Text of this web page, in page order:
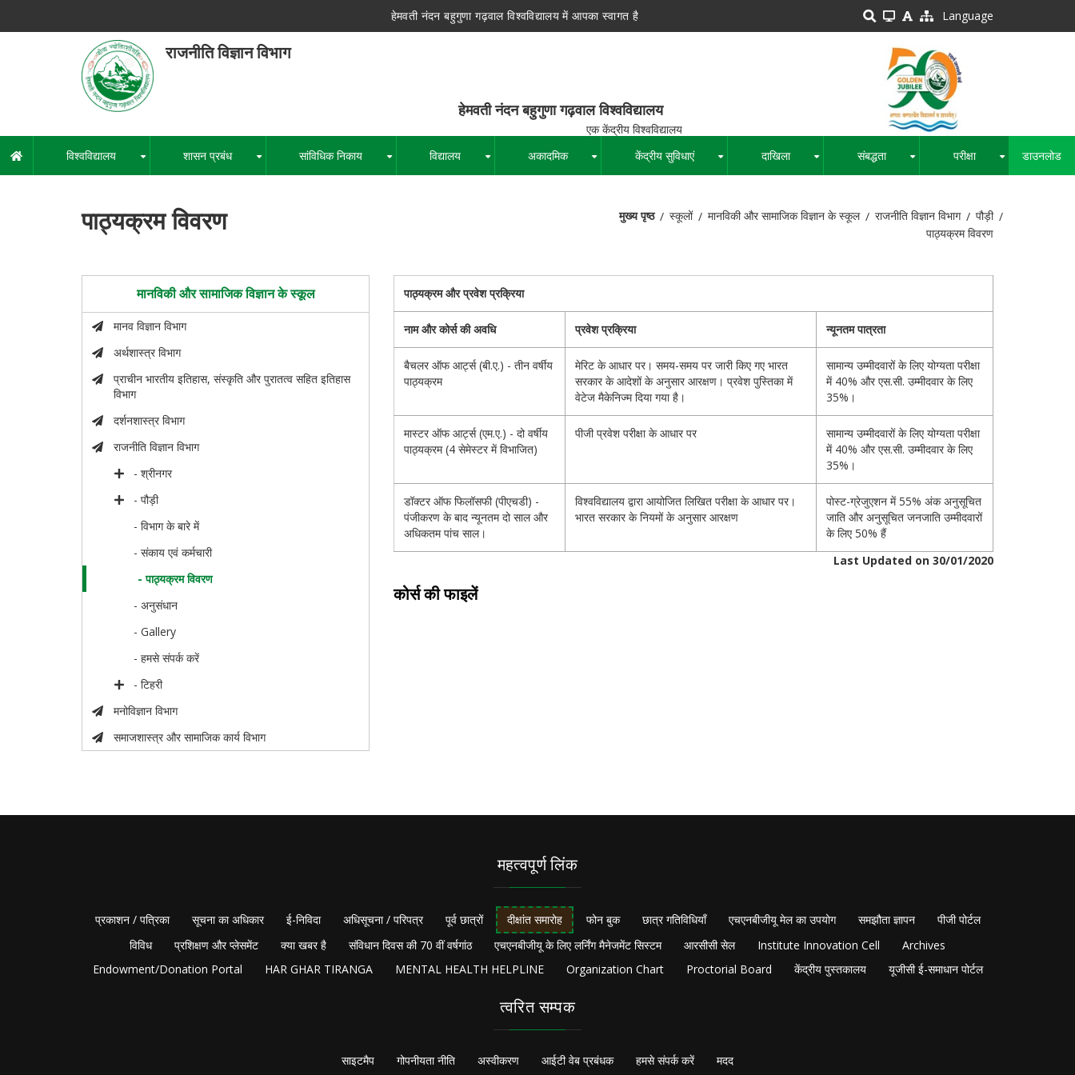
हेमवती नंदन बहुगुणा गढ़वाल विश्वविद्यालय में आपका स्वागत है Language
राजनीति विज्ञान विभाग
हेमवती नंदन बहुगुणा गढ़वाल विश्वविद्यालय
एक केंद्रीय विश्वविद्यालय
मुख्य
नेविगेशन
विश्वविद्यालय शासन प्रबंध सांविधिक निकाय विद्यालय अकादमिक केंद्रीय सुविधाएं दाखिला संबद्धता परीक्षा डाउनलोड
पाठ्यक्रम विवरण मुख्य पृष्ठ स्कूलों मानविकी और सामाजिक विज्ञान के स्कूल राजनीति विज्ञान विभाग
पौड़ी
पाठ्यक्रम विवरण
मानविकी और सामाजिक विज्ञान के स्कूल
मानव विज्ञान विभाग
अर्थशास्त्र विभाग
प्राचीन भारतीय इतिहास, संस्कृति और पुरातत्व सहित इतिहास
विभाग
दर्शनशास्त्र विभाग
राजनीति विज्ञान विभाग
- श्रीनगर
- पौड़ी
- विभाग के बारे में
- संकाय एवं कर्मचारी
- पाठ्यक्रम विवरण
- अनुसंधान
- Gallery
- हमसे संपर्क करें
- टिहरी
मनोविज्ञान विभाग
समाजशास्त्र और सामाजिक कार्य विभाग
पाठ्यक्रम और प्रवेश प्रक्रिया
नाम और कोर्स की अवधि प्रवेश प्रक्रिया न्यूनतम पात्रता
बैचलर ऑफ आर्ट्स (बी.ए.) - तीन वर्षीय
पाठ्यक्रम
मेरिट के आधार पर। समय-समय पर जारी किए गए भारत
सरकार के आदेशों के अनुसार आरक्षण। प्रवेश पुस्तिका में
वेटेज मैकेनिज्म दिया गया है।
सामान्य उम्मीदवारों के लिए योग्यता परीक्षा
में 40% और एस.सी. उम्मीदवार के लिए
35%।
मास्टर ऑफ आर्ट्स (एम.ए.) - दो वर्षीय
पाठ्यक्रम (4 सेमेस्टर में विभाजित)
पीजी प्रवेश परीक्षा के आधार पर
सामान्य उम्मीदवारों के लिए योग्यता परीक्षा
में 40% और एस.सी. उम्मीदवार के लिए
35%।
डॉक्टर ऑफ फिलॉसफी (पीएचडी) -
पंजीकरण के बाद न्यूनतम दो साल और
अधिकतम पांच साल।
विश्वविद्यालय द्वारा आयोजित लिखित परीक्षा के आधार पर।
भारत सरकार के नियमों के अनुसार आरक्षण
पोस्ट-ग्रेजुएशन में 55% अंक अनुसूचित
जाति और अनुसूचित जनजाति उम्मीदवारों
के लिए 50% हैं
Last Updated on 30/01/2020
कोर्स की फाइलें
महत्वपूर्ण लिंक
प्रकाशन / पत्रिका सूचना का अधिकार ई-निविदा अधिसूचना / परिपत्र पूर्व छात्रों दीक्षांत समारोह फोन बुक छात्र गतिविधियाँ एचएनबीजीयू मेल का उपयोग समझौता ज्ञापन
पीजी पोर्टल
विविध
प्रशिक्षण और प्लेसमेंट क्या खबर है संविधान दिवस की 70 वीं वर्षगांठ एचएनबीजीयू के लिए लर्निंग मैनेजमेंट सिस्टम आरसीसी सेल Institute Innovation Cell
Archives
Endowment/Donation Portal
HAR GHAR TIRANGA MENTAL HEALTH HELPLINE Organization Chart Proctorial Board केंद्रीय पुस्तकालय यूजीसी ई-समाधान पोर्टल
त्वरित सम्पक
साइटमैप गोपनीयता नीति अस्वीकरण आईटी वेब प्रबंधक हमसे संपर्क करें मदद